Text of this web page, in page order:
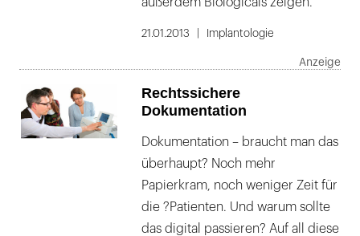
21.01.2013 Implantologie
Rechtssichere
Dokumentation
Dokumentation – braucht man das
überhaupt? Noch mehr
Papierkram, noch weniger Zeit für
die ?Patienten. Und warum sollte
das digital passieren? Auf all diese